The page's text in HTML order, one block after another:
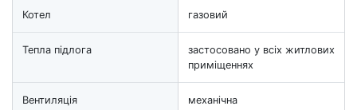
Котел газовий
Тепла підлога
застосовано у всіх житлових
приміщеннях
Вентиляція механічна